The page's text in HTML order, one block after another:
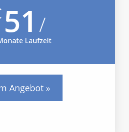
51 /
Laufzeit
Angebot »